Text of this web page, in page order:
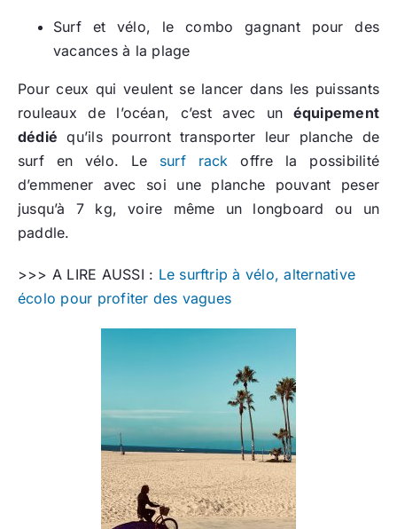
Surf et vélo, le combo gagnant pour des
vacances à la plage
Pour ceux qui veulent se lancer dans les puissants
rouleaux de l’océan, c’est avec un équipement
dédié qu’ils pourront transporter leur planche de
surf en vélo. Le surf rack offre la possibilité
d’emmener avec soi une planche pouvant peser
jusqu’à 7 kg, voire même un longboard ou un
paddle.
>>> A LIRE AUSSI : Le surftrip à vélo, alternative
écolo pour profiter des vagues